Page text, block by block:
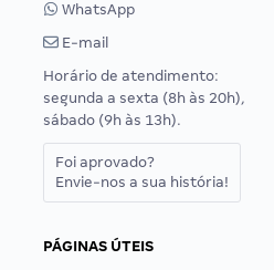
WhatsApp
E-mail
Horário de atendimento:
segunda a sexta (8h às 20h),
sábado (9h às 13h).
Foi aprovado?
Envie-nos a sua história!
PÁGINAS ÚTEIS